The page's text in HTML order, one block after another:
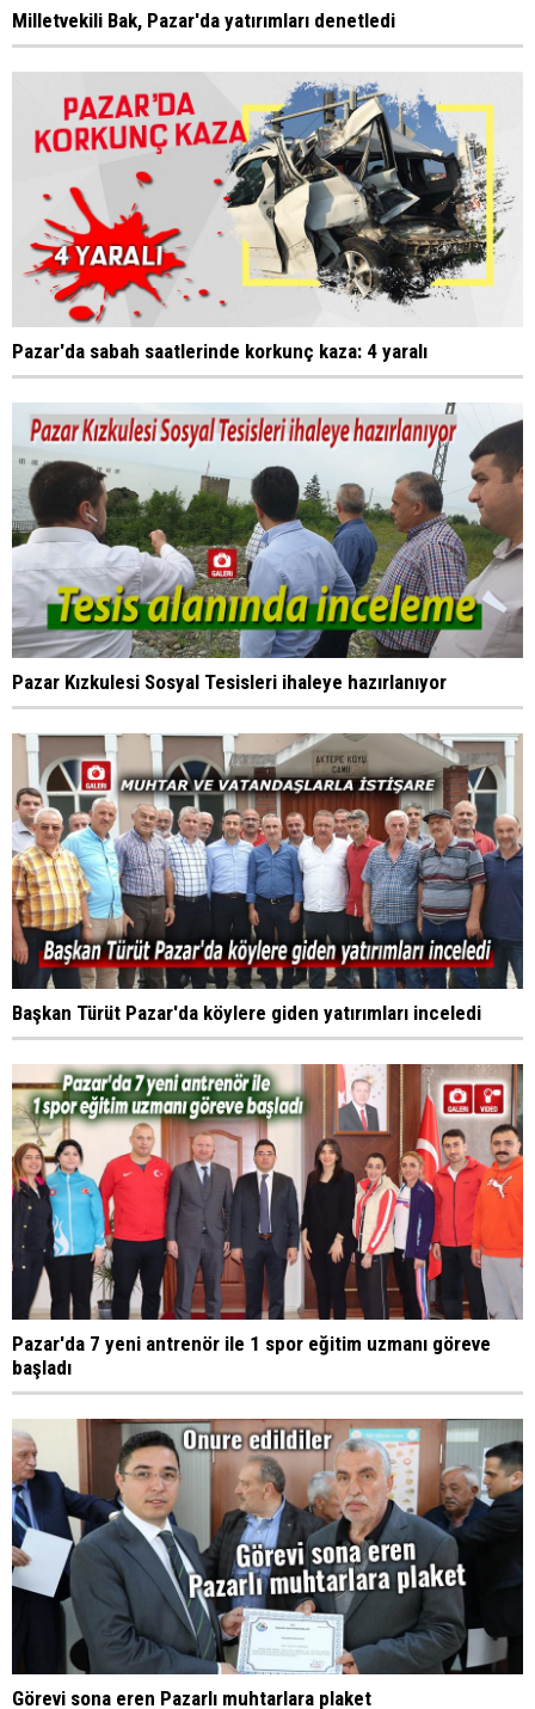
Milletvekili Bak, Pazar'da yatırımları denetledi
Pazar'da sabah saatlerinde korkunç kaza: 4 yaralı
Pazar Kızkulesi Sosyal Tesisleri ihaleye hazırlanıyor
Başkan Türüt Pazar'da köylere giden yatırımları inceledi
Pazar'da 7 yeni antrenör ile 1 spor eğitim uzmanı göreve
başladı
Görevi sona eren Pazarlı muhtarlara plaket